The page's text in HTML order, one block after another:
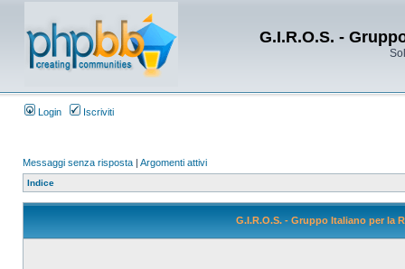
G.I.R.O.S. -
Login Iscriviti
Messaggi senza risposta | Argomenti attivi
Indice
G.I.R.O.S. - Gruppo Italiano per la